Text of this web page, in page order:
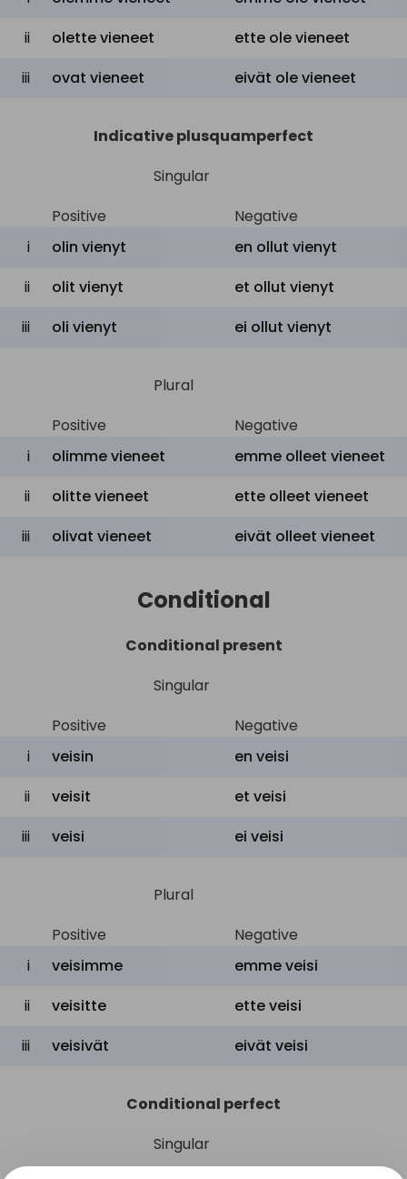
ii
olette vieneet
ette ole vieneet
iii
ovat vieneet eivät ole vieneet
Indicative plusquamperfect
Singular
Positive
Negative
i
olin vienyt
en ollut vienyt
ii
olit vienyt
et ollut vienyt
iii
oli vienyt ei ollut vienyt
Plural
Positive
Negative
i
olimme vieneet
emme olleet vieneet
ii
olitte vieneet
ette olleet vieneet
iii
olivat vieneet eivät olleet vieneet
Conditional
Conditional present
Singular
Positive
Negative
i
veisin en veisi
ii
veisit et veisi
iii
veisi ei veisi
Plural
Positive
Negative
i
veisimme emmeveisi
ii
veisitte etteveisi
iii
veisivät eivät veisi
Conditional perfect
Singular